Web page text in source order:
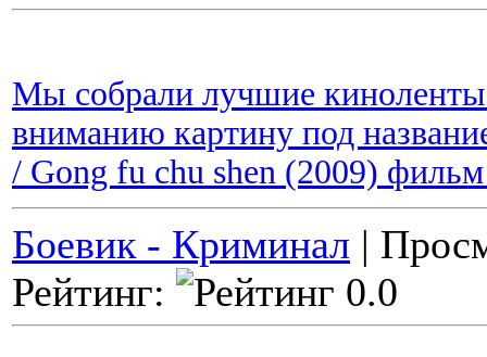
Мы собрали лучшие киноленты
вниманию картину под
/ Gong fu chu shen (2009)
Боевик - Криминал |
Рейтинг: